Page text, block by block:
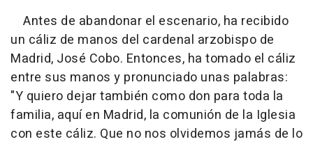
Antes de abandonar el escenario, ha recibido
un cáliz de manos del cardenal arzobispo de
Madrid, José Cobo. Entonces, ha tomado el cáliz
entre sus manos y pronunciado unas palabras:
"Y quiero dejar también como don para toda la
familia, aquí en Madrid, la comunión de la Iglesia
con este cáliz. Que no nos olvidemos jamás de lo